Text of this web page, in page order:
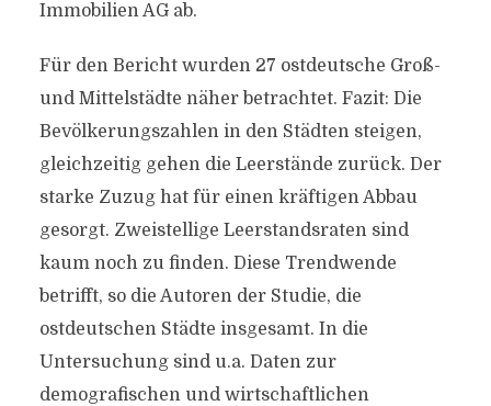
Immobilien AG ab.
Für den Bericht wurden 27 ostdeutsche Groß-
und Mittelstädte näher betrachtet. Fazit: Die
Bevölkerungszahlen in den Städten steigen,
gleichzeitig gehen die Leerstände zurück. Der
starke Zuzug hat für einen kräftigen Abbau
gesorgt. Zweistellige Leerstandsraten sind
kaum noch zu finden. Diese Trendwende
betrifft, so die Autoren der Studie, die
ostdeutschen Städte insgesamt. In die
Untersuchung sind u.a. Daten zur
demografischen und wirtschaftlichen